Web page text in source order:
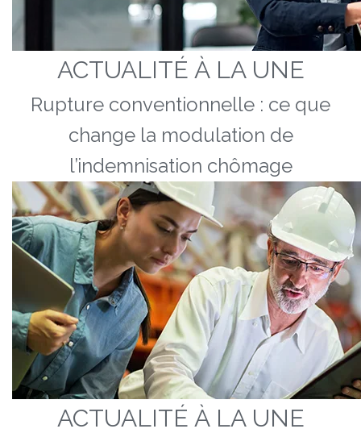
ACTUALITÉ À LA UNE
Rupture conventionnelle : ce que
change la modulation de
l’indemnisation chômage
ACTUALITÉ À LA UNE